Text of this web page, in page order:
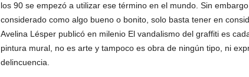
los 90 se empezó a utilizar ese término en el mundo. Sin
considerado como algo bueno o bonito, solo basta tener en
Avelina Lésper publicó en milenio El vandalismo del graffiti es
pintura mural, no es arte y tampoco es obra de ningún tipo, ni
delincuencia.